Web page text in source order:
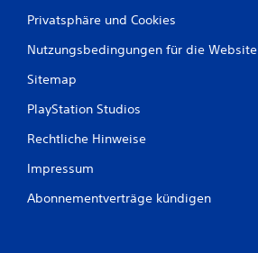
Privatsphäre und Cookies
Nutzungsbedingungen für die Website
Sitemap
PlayStation Studios
Rechtliche Hinweise
Impressum
Abonnementverträge kündigen